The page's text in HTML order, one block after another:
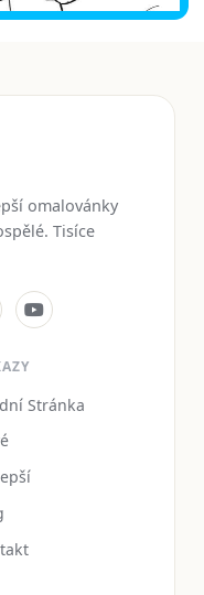
omalovánky
Tisíce
Stránka